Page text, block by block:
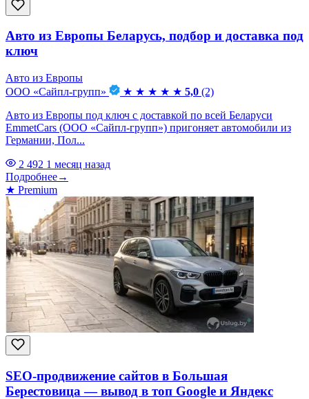
Авто из Европы Беларусь, подбор и доставка под
ключ
Авто из Европы
ООО «Сайпл-групп»
★ ★ ★ ★ ★ 5,0 (2)
Авто из Европы под ключ с доставкой по всей Беларуси
EmmetCars (ООО «Сайпл-групп») пригоняет автомобили из
Германии, Пол...
2 492 1 месяц назад
Подробнее→
★ Premium
SEO-продвижение сайтов в Большая
Берестовица — вывод в топ Google и Яндекс